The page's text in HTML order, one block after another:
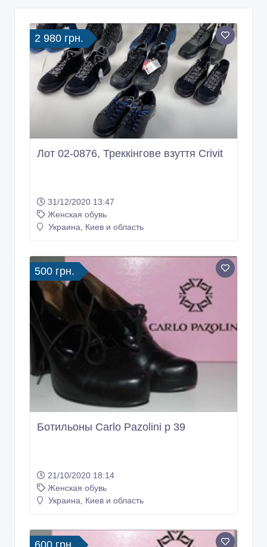
2 980 грн.
Лот 02-0876, Треккінгове взуття Crivit
31/12/2020 13:47
Женская обувь
Украина, Киев и область
500 грн.
Ботильоны Carlo Pazolini р 39
21/10/2020 18:14
Женская обувь
Украина, Киев и область
600 грн.